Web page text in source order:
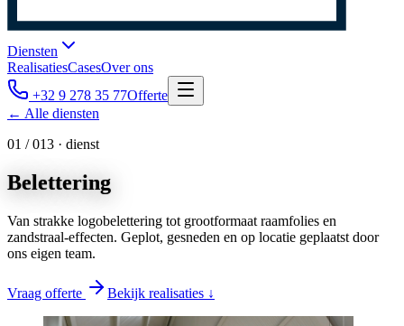
Diensten
RealisatiesCasesOver ons
+32 9 278 35 77Offerte
← Alle diensten
01 / 013 · dienst
Belettering
Van strakke logobelettering tot grootformaat raamfolies en
zandstraal-effecten. Geplot, gesneden en op locatie geplaatst door
ons eigen team.
Vraag offerte Bekijk realisaties ↓